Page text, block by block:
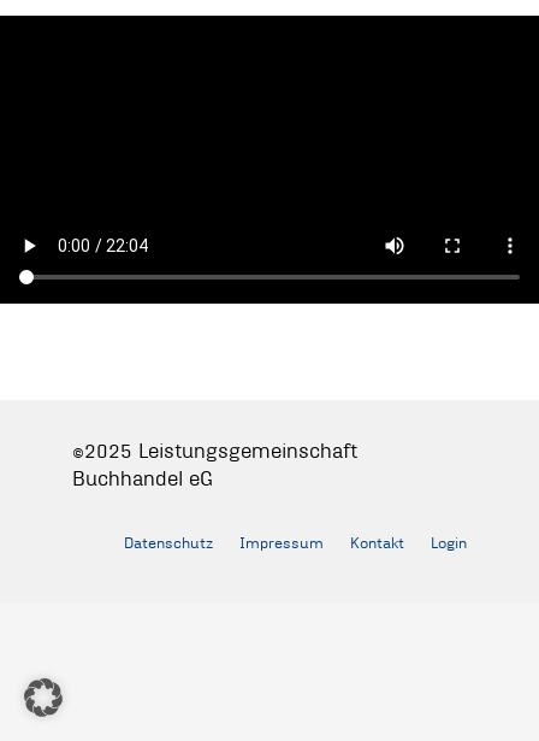
©2025 Leistungsgemeinschaft
Buchhandel eG
Datenschutz Impressum Kontakt Login